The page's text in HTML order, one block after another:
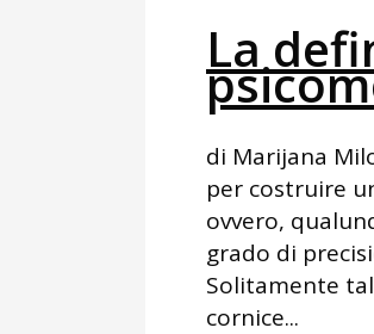
La
di Marijana
per costruire
ovvero,
grado di
Solitamente
cornice...